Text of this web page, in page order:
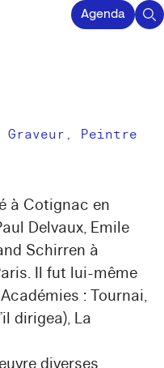
Agenda
Graveur Peintre
à Cotignac en
Delvaux, Emile
Schirren à
Il fut lui-même
: Tournai,
dirigea), La
diverses